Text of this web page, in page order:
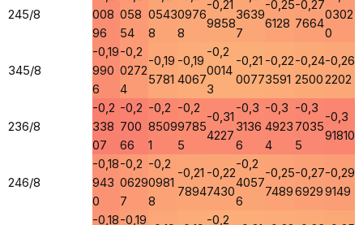
245/8
008
96
058
54
0543
8
0976
8
-0,21
9858
3639
7
-0,25
6128
-0,27
7664
0302
0
345/8
-0,19
990
6
-0,2
0272
4
-0,19
5781
-0,19
4067
-0,2
0014
3
-0,21
0077
-0,22
3591
-0,24
2500
-0,26
2202
236/8
-0,2
338
07
-0,2
700
66
-0,2
8509
1
-0,2
9785
5
-0,31
4227
-0,3
3136
6
-0,3
4923
4
-0,3
7035
5
-0,3
91810
246/8
-0,18
943
0
-0,2
0629
7
-0,2
0981
8
-0,21
7894
-0,22
7430
-0,2
4057
6
-0,25
7489
-0,27
6929
-0,29
9149
-0,18-0,19
-0,2